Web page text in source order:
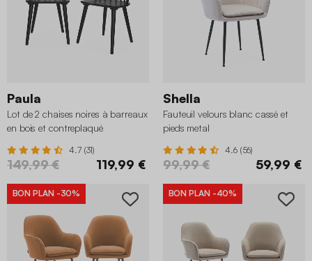
Paula
Lot de 2 chaises noires à barreaux
en bois et contreplaqué
4.7 (31)
149,99 € 119,99 €
Shella
Fauteuil velours blanc cassé et
pieds metal
4.6 (56)
99,99 € 59,99 €
BON PLAN -30% BON PLAN -40%